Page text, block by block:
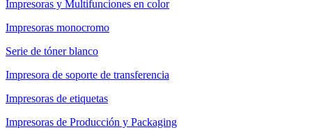
Impresoras y Multifunciones en color
Impresoras monocromo
Serie de tóner blanco
Impresora de soporte de transferencia
Impresoras de etiquetas
Impresoras de Producción y Packaging